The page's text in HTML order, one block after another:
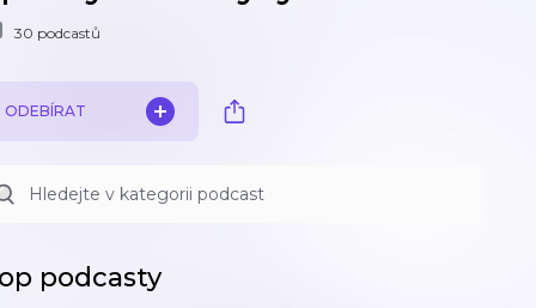
30 podcastů
ODEBÍRAT
podcasty